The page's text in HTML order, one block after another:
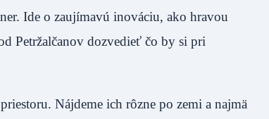
Ide o zaujímavú inováciu, ako hravou
Petržalčanov dozvedieť čo by si pri
Nájdeme ich rôzne po zemi a najmä